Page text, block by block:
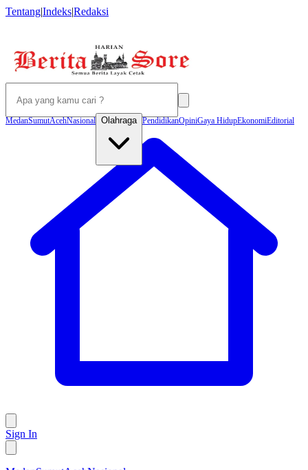
Tentang|Indeks|Redaksi
MedanSumutAcehNasional Olahraga PendidikanOpiniGaya HidupEkonomiEditorial
Sign In